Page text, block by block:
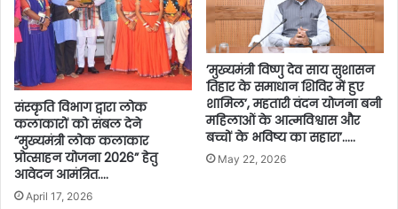
संस्कृति विभाग द्वारा लोक
कलाकारों को संबल देने
“मुख्यमंत्री लोक कलाकार
प्रोत्साहन योजना 2026” हेतु
आवेदन आमंत्रित….
April 17, 2026
’मुख्यमंत्री विष्णु देव साय सुशासन
तिहार के समाधान शिविर में हुए
शामिल’, महतारी वंदन योजना बनी
महिलाओं के आत्मविश्वास और
बच्चों के भविष्य का सहारा’…..
May 22, 2026